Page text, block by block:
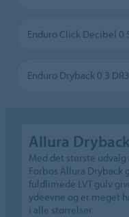
Enduro Click Decibel
Enduro Dryback 0.3 DR3
Allura
Med det største
Forbos Allura Dryback
fuldlimede LVT gulv
ydeevne og er meget
i alle størrelser.